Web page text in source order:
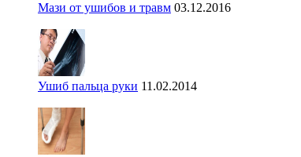
Мази от ушибов и травм 03.12.2016
Ушиб пальца руки 11.02.2014